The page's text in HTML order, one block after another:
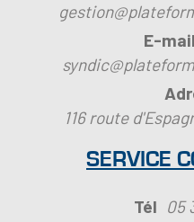
E-
116 route
SERVICE
Tél 05